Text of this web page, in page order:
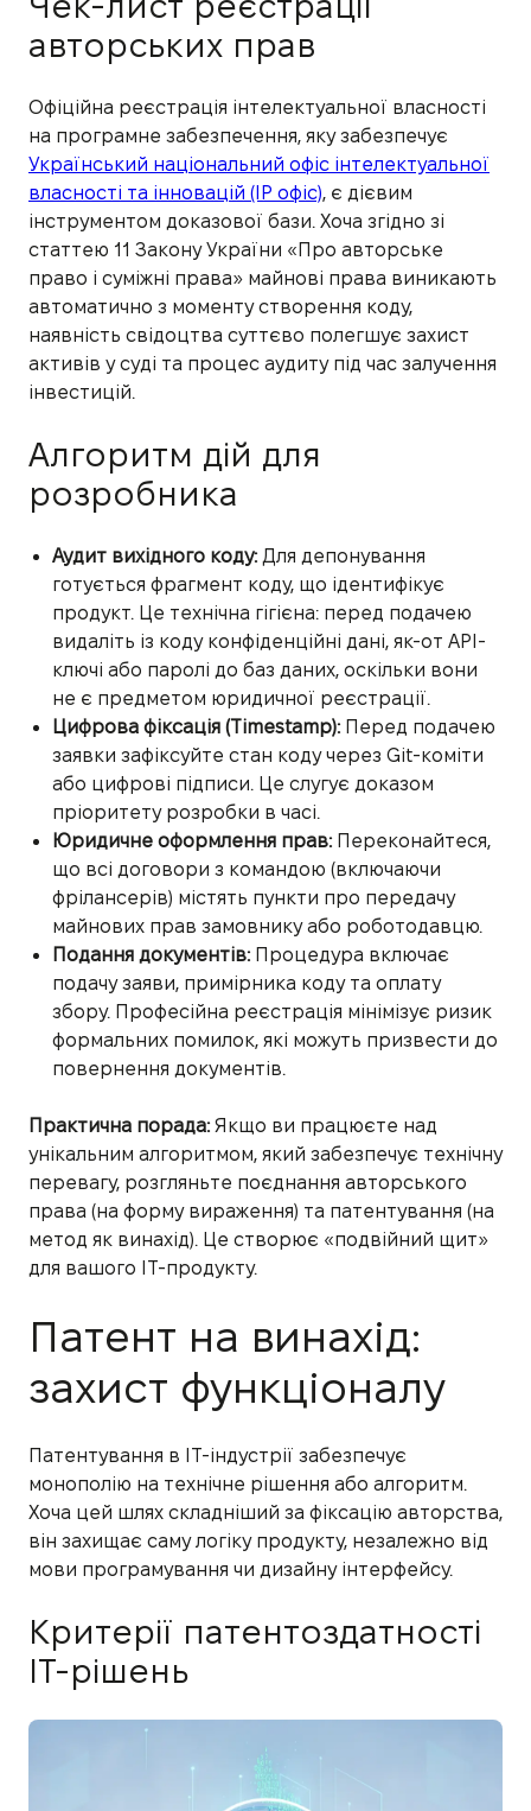
авторських прав
Офіційна реєстрація інтелектуальної власності
на програмне забезпечення, яку забезпечує
Український національний офіс інтелектуальної
власності та інновацій (IP офіс), є дієвим
інструментом доказової бази. Хоча згідно зі
статтею 11 Закону України «Про авторське
право і суміжні права» майнові права виникають
автоматично з моменту створення коду,
наявність свідоцтва суттєво полегшує захист
активів у суді та процес аудиту під час залучення
інвестицій.
Алгоритм дій для
розробника
Аудит вихідного коду:Для депонування
готується фрагмент коду, що ідентифікує
продукт. Це технічна гігієна: перед подачею
видаліть із коду конфіденційні дані, як-от API-
ключі або паролі до баз даних, оскільки вони
не є предметом юридичної реєстрації.
Цифрова фіксація (Timestamp):Перед подачею
заявки зафіксуйте стан коду через Git-коміти
або цифрові підписи. Це слугує доказом
пріоритету розробки в часі.
Юридичне оформлення прав:Переконайтеся,
що всі договори з командою (включаючи
фрілансерів) містять пункти про передачу
майнових прав замовнику або роботодавцю.
Подання документів:Процедура включає
подачу заяви, примірника коду та оплату
збору. Професійна реєстрація мінімізує ризик
формальних помилок, які можуть призвести до
повернення документів.
Практична порада:Якщо ви працюєте над
унікальним алгоритмом, який забезпечує технічну
перевагу, розгляньте поєднання авторського
права (на форму вираження) та патентування (на
метод як винахід). Це створює «подвійний щит»
для вашого IT-продукту.
Патент на винахід:
захист функціоналу
Патентування в IT-індустрії забезпечує
монополію на технічне рішення або алгоритм.
Хоча цей шлях складніший за фіксацію авторства,
він захищає саму логіку продукту, незалежно від
мови програмування чи дизайну інтерфейсу.
Критерії патентоздатності
IT-рішень